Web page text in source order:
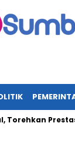
Prestasi di